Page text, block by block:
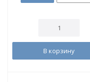
В корзину